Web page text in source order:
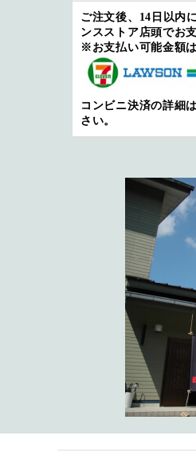
ご注文後、14日以内
ンスストア店頭でお
※お支払い可能金額
コンビニ決済の詳細は
さい。